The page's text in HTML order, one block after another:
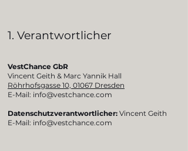
1. Verantwortlicher
VestChance GbR
Vincent Geith & Marc Yannik Hall
Röhrhofsgasse 10, 01067 Dresden
E-Mail: info@vestchance.com
Datenschutzverantwortlicher: Vincent Geith
E-Mail: info@vestchance.com